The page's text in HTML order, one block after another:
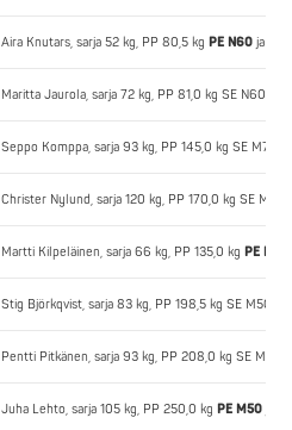
Aira Knutars, sarja 52 kg, PP 80,5 kg PE N60ja SE
Maritta Jaurola, sarja 72 kg, PP 81,0 kg SE N60
Seppo Komppa, sarja 93 kg, PP 145,0 kg SE M70
Christer Nylund, sarja 120 kg, PP 170,0 kg SE M70
Martti Kilpeläinen, sarja 66 kg, PP 135,0 kg PE M60
Stig Björkqvist, sarja 83 kg, PP 198,5 kg SE M50
Pentti Pitkänen, sarja 93 kg, PP 208,0 kg SE M50
Juha Lehto, sarja 105 kg, PP 250,0 kg PE M50ja